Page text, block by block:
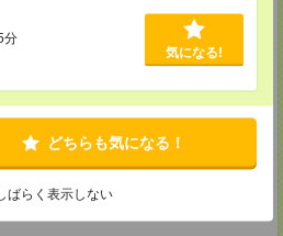
分
気になる!
どちらも気になる！
ばらく表示しない
21号 ジブラルタ生命松山ビル8階